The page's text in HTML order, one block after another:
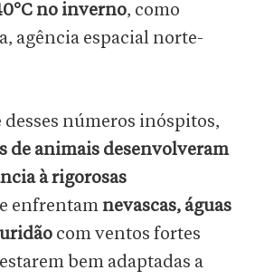
no inverno, como
agência espacial norte-
números inóspitos,
de animais desenvolveram
à rigorosas
e enfrentam nevascas, águas
com ventos fortes
bem adaptadas a